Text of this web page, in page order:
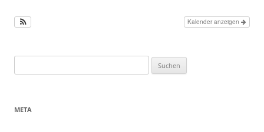
Kalender anzeigen
nach:
META